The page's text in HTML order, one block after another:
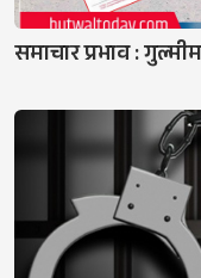
समाचार प्रभाव :